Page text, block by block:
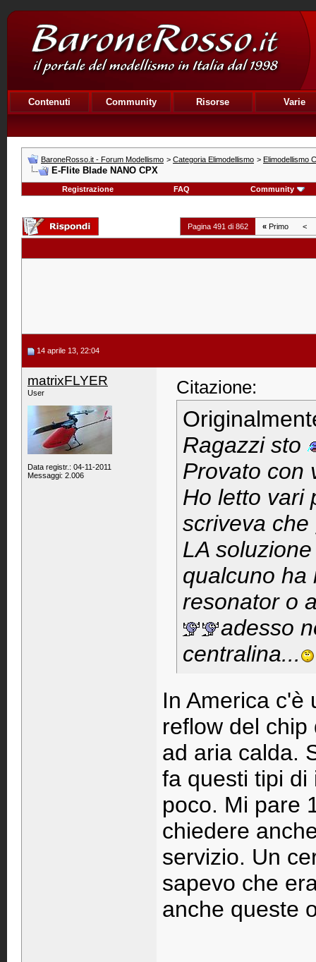
Contenuti Community Risorse Varie
BaroneRosso.it - Forum Modellismo > Categoria Elimodellismo > Elimodellismo
E-Flite Blade NANO CPX
Registrazione FAQ Community
Pagina 491 di 862 « Primo <
14 aprile 13, 22:04
matrixFLYER
User
Data registr.: 04-11-2011
Messaggi: 2.006
Citazione:
Ragazzi sto
Provato con
Ho letto vari
scriveva
LA
qualcuno ha
resonator o
adesso
centralina...
In America c'è
reflow del
ad aria calda.
fa questi tipi di
poco. Mi pare
chiedere
servizio. Un
sapevo che
anche queste